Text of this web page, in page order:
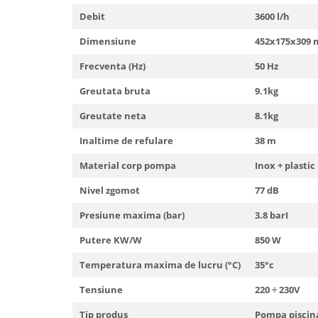
Debit
3600 l/h
Dimensiune
452x175x309
Frecventa (Hz)
50 Hz
Greutata bruta
9.1kg
Greutate neta
8.1kg
Inaltime de refulare
38 m
Material corp pompa
Inox + plastic
Nivel zgomot
77 dB
Presiune maxima (bar)
3.8 barI
Putere KW/W
850 W
Temperatura maxima de lucru (°C)
35°c
Tensiune
220 ÷ 230V
Tip produs
Pompa